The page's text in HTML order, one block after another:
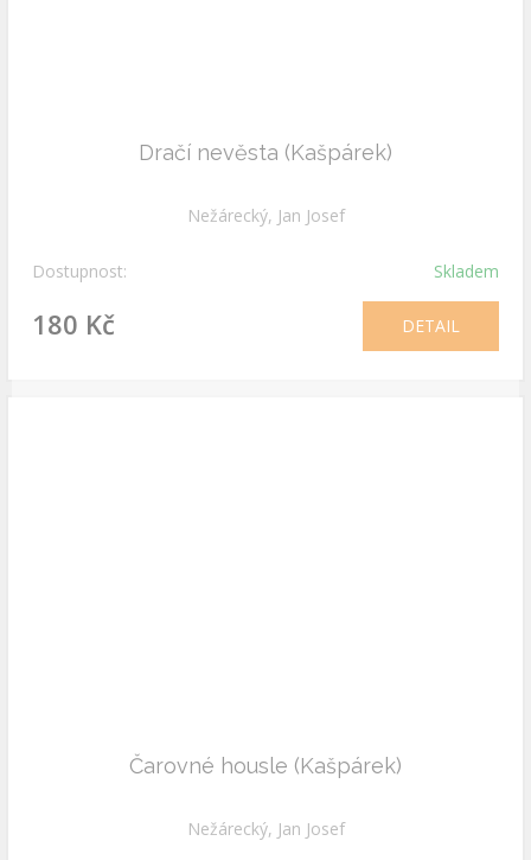
Dračí nevěsta (Kašpárek)
Nežárecký, Jan Josef
Dostupnost: Skladem
180 Kč DETAIL
Čarovné housle (Kašpárek)
Nežárecký, Jan Josef